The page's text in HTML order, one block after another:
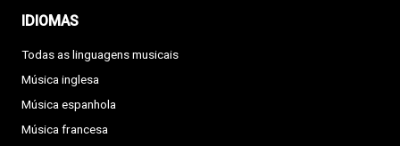
IDIOMAS
Todas as linguagens musicais
Música inglesa
Música espanhola
Música francesa